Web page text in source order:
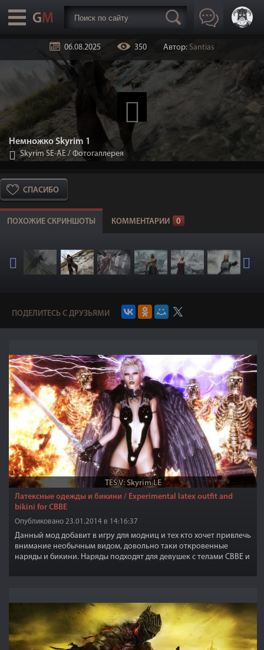
06.08.2025 350 Автор: Santias
Немножко Skyrim 1
Skyrim SE-АЕ / Фотогаллерея
СПАСИБО
ПОХОЖИЕ СКРИНШОТЫ КОММЕНТАРИИ 0
ПОДЕЛИТЕСЬ С ДРУЗЬЯМИ
TES V: Skyrim LE
Латексные одежды и бикини / Experimental latex outfit and
bikini for CBBE
Опубликовано 23.01.2014 в 14:16:37
Данный мод добавит в игру для модниц и тех кто хочет привлечь
внимание необычным видом, довольно таки откровенные
наряды и бикини. Наряды подходят для девушек с телами CBBE и